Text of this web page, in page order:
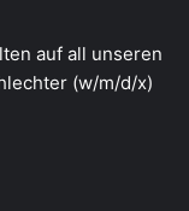
auf all unseren
(w/m/d/x)